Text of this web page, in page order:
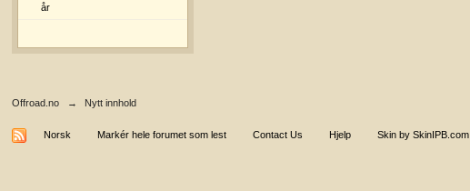
år
Offroad.no → Nytt innhold
Norsk Markér hele forumet som lest Contact Us Hjelp Skin by SkinIPB.com